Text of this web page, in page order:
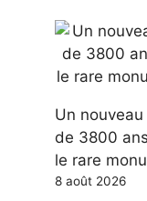
Un
de 3800
le rare
8 août 2026